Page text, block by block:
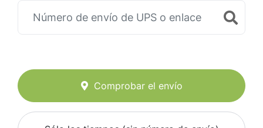
Comprobar el envío